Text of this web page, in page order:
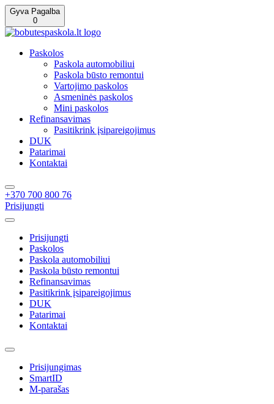
Gyva Pagalba
0
Paskolos
Paskola automobiliui
Paskola būsto remontui
Vartojimo paskolos
Asmeninės paskolos
Mini paskolos
Refinansavimas
Pasitikrink įsipareigojimus
DUK
Patarimai
Kontaktai
+370 700 800 76
Prisijungti
Prisijungti
Paskolos
Paskola automobiliui
Paskola būsto remontui
Refinansavimas
Pasitikrink įsipareigojimus
DUK
Patarimai
Kontaktai
Prisijungimas
SmartID
M-parašas